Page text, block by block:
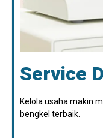
Service
Kelola usaha makin
bengkel terbaik.